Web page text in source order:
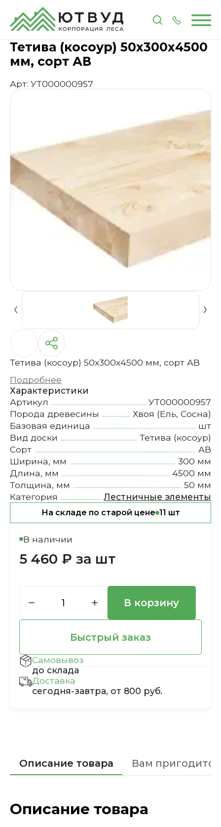
ГлавнаяКаталогМебельные комплектующие
Тетива (косоур) 50х300х4500
мм, сорт АВ
Арт: УТ000000957
Тетива (косоур) 50х300х4500 мм, сорт АВ
Подробнее
Характеристики
Артикул
УТ000000957
Порода древесины
Хвоя (Ель, Сосна)
Базовая единица
шт
Вид доски
Тетива (косоур)
Сорт
АВ
Ширина, мм
300 мм
Длина, мм
4500 мм
Толщина, мм
50 мм
Категория
Лестничные элементы
На складе по старой цене 11 шт
В наличии
5 460 ₽ за шт
В корзину
Быстрый заказ
Самовывоз
до склада
Доставка
сегодня-завтра, от 800 руб.
Описание товара Вам пригодится
Описание товара